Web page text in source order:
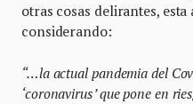
otras cosas delirantes,
considerando:
“…la actual pandemia del
‘coronavirus’ que pone en